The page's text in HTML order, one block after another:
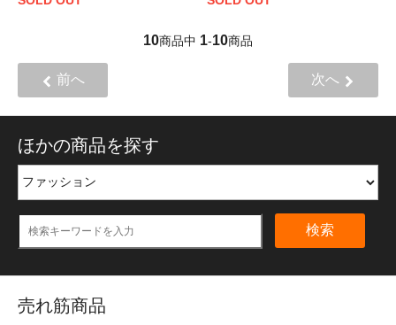
10商品中 1-10商品
前へ 次へ
ほかの商品を探す
検索
売れ筋商品